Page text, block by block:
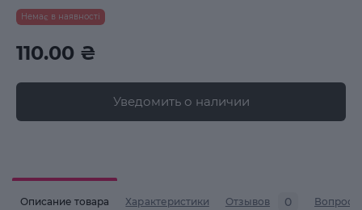
Немає в наявності
110.00 ₴
Уведомить о наличии
Описание товара Характеристики Отзывов 0 Вопросы